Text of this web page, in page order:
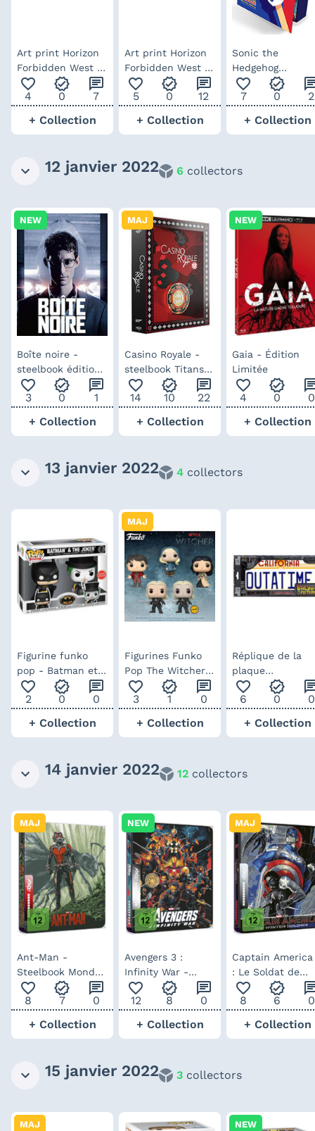
Art print Horizon
Forbidden West :
Shellsnapper
favorite_outline
4
verified
0
chat
7
+ Collection
Art print Horizon
Forbidden West :
Tremortusk
favorite_outline
5
verified
0
chat
12
+ Collection
Sonic the
Hedgehog
Encyclo-speed-
- Deluxe Edition
favorite_outline
7
verified
0
2
+ Collection
12 janvier 2022 6 collectors
NEW
Boîte noire -
steelbook édition
spéciale Fnac
favorite_outline
3
verified
0
chat
1
+ Collection
MAJ
Casino Royale -
steelbook Titans
of Cult
favorite_outline
14
verified
10
chat
22
+ Collection
NEW
Gaia - Édition
Limitée
favorite_outline
4
verified
0
0
+ Collection
13 janvier 2022 4 collectors
Figurine funko
pop - Batman et
Joker
favorite_outline
2
verified
0
chat
0
+ Collection
MAJ
Figurines Funko
Pop The Witcher
(la série Netflix)
favorite_outline
3
verified
1
chat
0
+ Collection
Réplique de la
plaque
minéralogique
Outatime de
futur
favorite_outline
6
verified
0
0
+ Collection
14 janvier 2022 12 collectors
MAJ
Ant-Man -
Steelbook Mondo
X #47
favorite_outline
8
verified
7
chat
0
+ Collection
NEW
Avengers 3 :
Infinity War -
Steelbook Mondo
X #54
favorite_outline
12
verified
8
chat
0
+ Collection
MAJ
Captain America
: Le Soldat de
l'hiver -
Mondo X #50
favorite_outline
8
verified
6
0
+ Collection
15 janvier 2022 3 collectors
MAJ NEW